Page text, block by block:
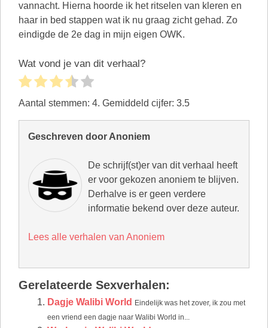
vannacht. Hierna hoorde ik het ritselen van kleren en
haar in bed stappen wat ik nu graag zicht gehad. Zo
eindigde de 2e dag in mijn eigen OWK.
Wat vond je van dit verhaal?
Aantal stemmen: 4. Gemiddeld cijfer: 3.5
Geschreven door Anoniem
De schrijf(st)er van dit verhaal heeft
er voor gekozen anoniem te blijven.
Derhalve is er geen verdere
informatie bekend over deze auteur.
Lees alle verhalen van Anoniem
Gerelateerde Sexverhalen:
Dagje Walibi World Eindelijk was het zover, ik zou met
een vriend een dagje naar Walibi World in...